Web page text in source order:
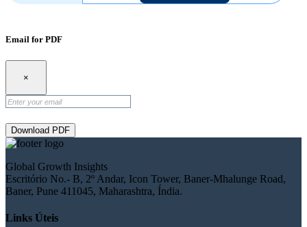
Email for PDF
×
Download PDF
Global Growth Insights
Escritório No.- B, 2º Andar, Icon Tower, Baner-Mhalunge Road,
Baner, Pune 411045, Maharashtra, Índia.
Links Úteis